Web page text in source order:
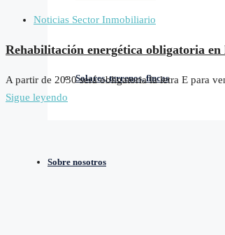
Solares, terrenos, fincas
Sobre nosotros
Noticias Sector Inmobiliario
Rehabilitación energética obligatoria
A partir de 2030 será obligatoria la letra E para
Sigue leyendo